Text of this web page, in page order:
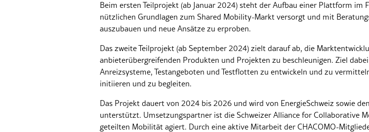
Beim ersten Teilprojekt (ab Januar 2024) steht der Aufbau einer Plattform im
nützlichen Grundlagen zum Shared Mobility-Markt versorgt und mit
auszubauen und neue Ansätze zu erproben.
Das zweite Teilprojekt (ab September 2024) zielt darauf ab, die
anbieterübergreifenden Produkten und Projekten zu beschleunigen. Ziel
Anreizsysteme, Testangeboten und Testflotten zu entwickeln und zu
initiieren und zu begleiten.
Das Projekt dauert von 2024 bis 2026 und wird von EnergieSchweiz sowie
unterstützt. Umsetzungspartner ist die Schweizer Alliance for Collaborative
geteilten Mobilität agiert. Durch eine aktive Mitarbeit der CHACOMO-